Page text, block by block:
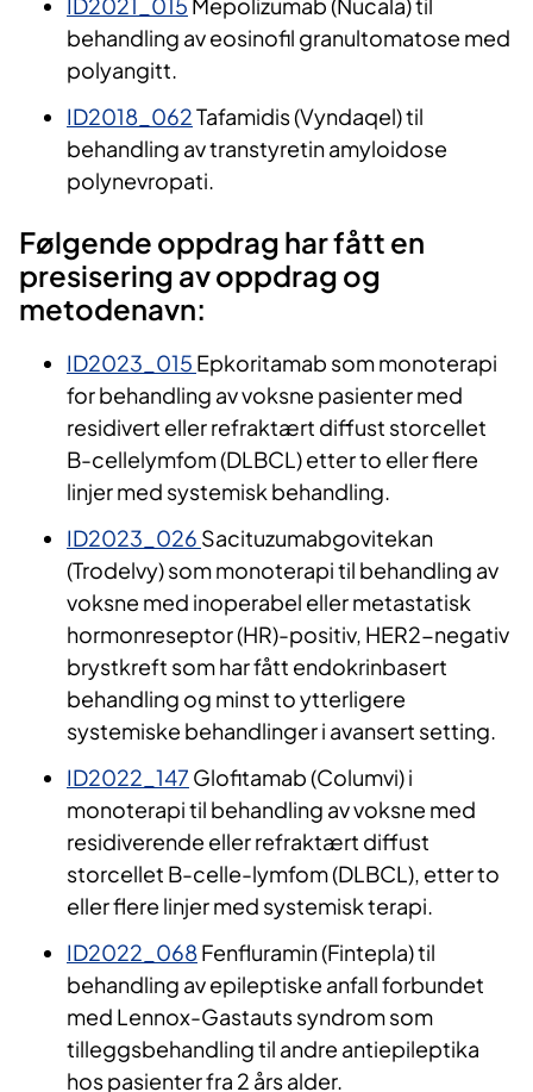
behandling av eosinofil granultomatose med
polyangitt.
ID2018_062Tafamidis (Vyndaqel) til
behandling av transtyretin amyloidose
polynevropati.
Følgende oppdrag har fått en
presisering av oppdrag og
metodenavn:
ID2023_015 Epkoritamab som monoterapi
for behandling av voksne pasienter med
residivert eller refraktært diffust storcellet
B-cellelymfom (DLBCL) etter to eller flere
linjer med systemisk behandling.
ID2023_026 Sacituzumabgovitekan
(Trodelvy) som monoterapi til behandling av
voksne med inoperabel eller metastatisk
hormonreseptor (HR)-positiv, HER2-negativ
brystkreft som har fått endokrinbasert
behandling og minst to ytterligere
systemiske behandlinger i avansert setting.
ID2022_147 Glofitamab (Columvi) i
monoterapi til behandling av voksne med
residiverende eller refraktært diffust
storcellet B-celle-lymfom (DLBCL), etter to
eller flere linjer med systemisk terapi.
ID2022_068Fenfluramin (Fintepla) til
behandling av epileptiske anfall forbundet
med Lennox-Gastauts syndrom som
tilleggsbehandling til andre antiepileptika
hos pasienter fra 2 års alder.